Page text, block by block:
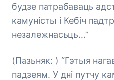
будзе патрабаваць
камуністы і Кебіч
незалежнасьць…”
(Пазьняк: ) “Гэтыя
падзеям. У дні путчу